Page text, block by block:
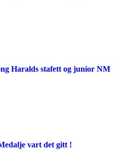
Haralds stafett og junior NM
vart det gitt !